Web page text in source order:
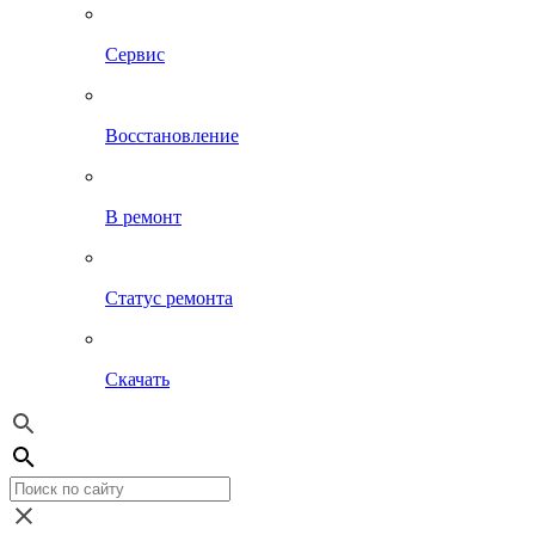
Сервис
Восстановление
В ремонт
Статус ремонта
Скачать